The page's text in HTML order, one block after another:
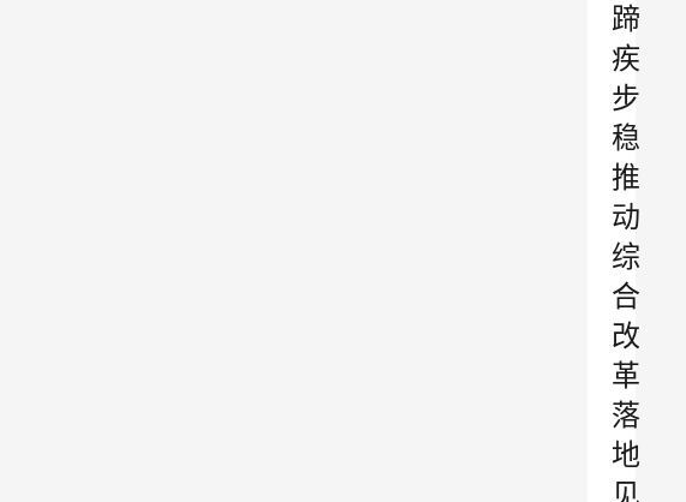
蹄
疾
步
稳
推
动
综
合
改
革
落
地
见